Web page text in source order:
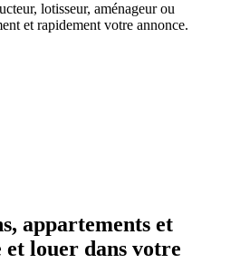
lotisseur, aménageur ou
et rapidement votre annonce.
appartements et
louer dans votre